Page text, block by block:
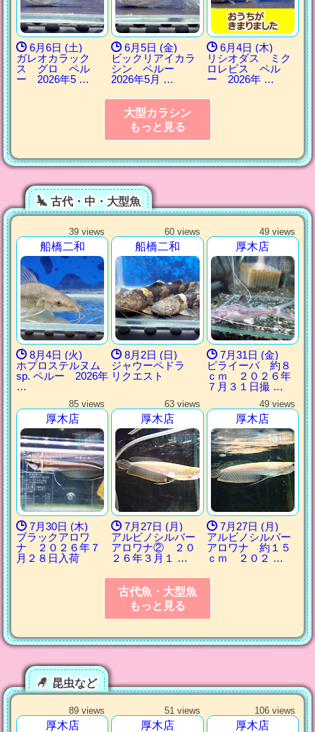
6月6日 (土)
ガレオカラック
ス グロ ペル
ー 2026年5 …
6月5日 (金)
ビックリアイカラ
シン ペルー
2026年5月 …
6月4日 (木)
リシオダス ミク
ロレピス ペル
ー 2026年 …
大型カラシン
もっと見る
古代・中・大型魚
39 views
船橋二和
8月4日 (火)
ホプロステルヌム
sp. ペルー 2026年
…
60 views
船橋二和
8月2日 (日)
ジャウーペドラ
リクエスト
49 views
厚木店
7月31日 (金)
ピライーバ 約８
ｃｍ ２０２６年
７月３１日撮 …
85 views
厚木店
7月30日 (木)
ブラックアロワ
ナ ２０２６年７
月２８日入荷
63 views
厚木店
7月27日 (月)
アルビノシルバー
アロワナ② ２０
２６年３月１ …
49 views
厚木店
7月27日 (月)
アルビノシルバー
アロワナ 約１５
ｃｍ ２０２ …
古代魚・大型魚
もっと見る
昆虫など
89 views
厚木店
51 views
厚木店
106 views
厚木店